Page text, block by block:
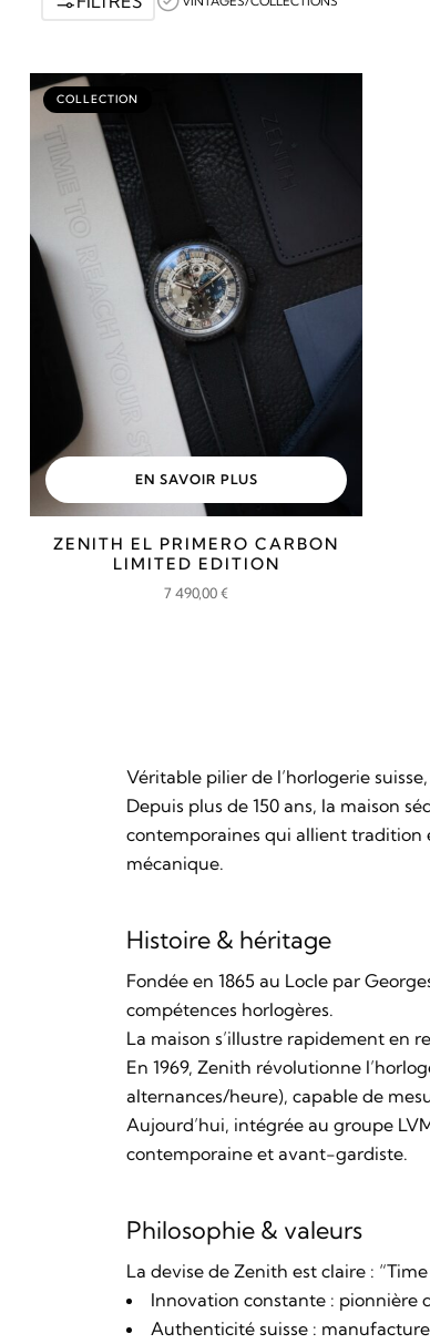
EN SAVOIR PLUS
COLLECTION
ZENITH EL PRIMERO CARBON
LIMITED EDITION
7 490,00€
Véritable pilier de l’horlogerie
Depuis plus de 150 ans, la maison
contemporaines qui allient tradition
mécanique.
Histoire & héritage
Fondée en 1865 au Locle par
compétences horlogères.
La maison s’illustre rapidement en
En 1969, Zenith révolutionne
alternances/heure), capable de
Aujourd’hui, intégrée au groupe
contemporaine et avant-gardiste.
Philosophie & valeurs
La devise de Zenith est claire : “
Innovation constante : pionnière
Authenticité suisse :